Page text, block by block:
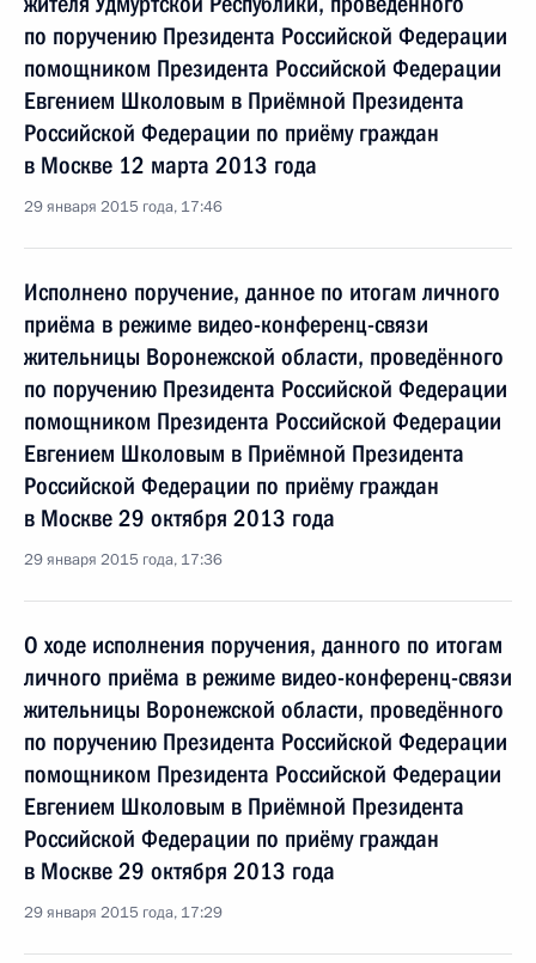
по поручению Президента Российской Федерации
помощником Президента Российской Федерации
Евгением Школовым в Приёмной Президента
Российской Федерации по приёму граждан
в Москве 12 марта 2013 года
29 января 2015 года, 17:46
Исполнено поручение, данное по итогам личного
приёма в режиме видео-конференц-связи
жительницы Воронежской области, проведённого
по поручению Президента Российской Федерации
помощником Президента Российской Федерации
Евгением Школовым в Приёмной Президента
Российской Федерации по приёму граждан
в Москве 29 октября 2013 года
29 января 2015 года, 17:36
О ходе исполнения поручения, данного по итогам
личного приёма в режиме видео-конференц-связи
жительницы Воронежской области, проведённого
по поручению Президента Российской Федерации
помощником Президента Российской Федерации
Евгением Школовым в Приёмной Президента
Российской Федерации по приёму граждан
в Москве 29 октября 2013 года
29 января 2015 года, 17:29